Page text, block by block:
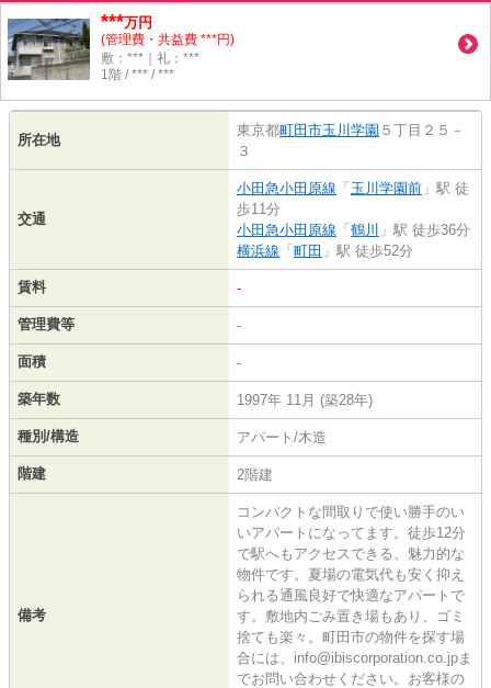
***万円
(管理費・共益費 ***円)
敷：***｜礼：***
1階 / *** / ***
所在地
東京都町田市玉川学園 ５丁目２５－
３
交通
小田急小田原線 「玉川学園前 」駅 徒
歩11分
小田急小田原線 「鶴川 」駅 徒歩36分
横浜線 「町田 」駅 徒歩52分
賃料 -
管理費等 -
面積 -
築年数 1997年 11月 (築28年)
種別/構造 アパート/木造
階建 2階建
備考
コンパクトな間取りで使い勝手のい
いアパートになってます。徒歩12分
で駅へもアクセスできる、魅力的な
物件です。夏場の電気代も安く抑え
られる通風良好で快適なアパートで
す。敷地内ごみ置き場もあり、ゴミ
捨ても楽々。町田市の物件を探す場
合には、info@ibiscorporation.co.jpま
でお問い合わせください。お客様の